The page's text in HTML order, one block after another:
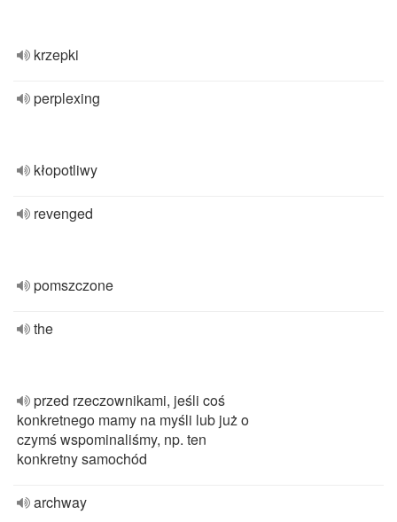
krzepki
perplexing
kłopotliwy
revenged
pomszczone
the
przed rzeczownikami, jeśli coś
konkretnego mamy na myśli lub już o
czymś wspominaliśmy, np. ten
konkretny samochód
archway